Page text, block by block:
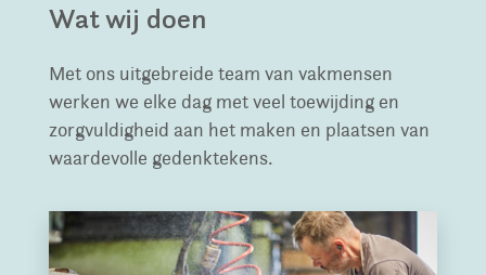
Wat wij doen
Met ons uitgebreide team van vakmensen
werken we elke dag met veel toewijding en
zorgvuldigheid aan het maken en plaatsen van
waardevolle gedenktekens.